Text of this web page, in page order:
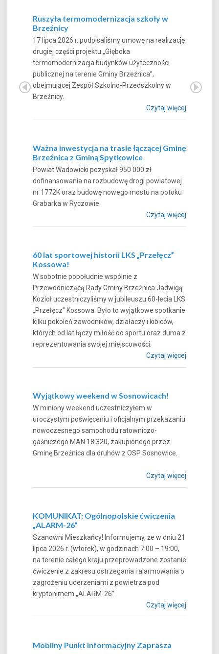
Ruszyła termomodernizacja szkoły w
Brzeźnicy
17 lipca 2026 r. podpisaliśmy umowę na realizację
drugiej części projektu „Głęboka
termomodernizacja budynków użyteczności
publicznej na terenie Gminy Brzeźnica”,
obejmującej Zespół Szkolno-Przedszkolny w
Brzeźnicy.
Czytaj więcej
Ważna inwestycja na trasie łączącej Gminę
Brzeźnica z Gminą Spytkowice
Powiat Wadowicki pozyskał 950 000 zł
dofinansowania na rozbudowę drogi powiatowej
nr 1772K oraz budowę nowego mostu na potoku
Grabarka w Ryczowie.
Czytaj więcej
60 lat sportowej historii LKS „Przełęcz”
Kossowa!
W sobotnie popołudnie wspólnie z
Przewodniczącą Rady Gminy Brzeźnica Jadwigą
Kozioł uczestniczyliśmy w jubileuszu 60-lecia LKS
„Przełęcz” Kossowa. Było to wyjątkowe spotkanie
kilku pokoleń zawodników, działaczy i kibiców,
których od lat łączy miłość do sportu oraz duma z
reprezentowania swojej miejscowości.
Czytaj więcej
Wyjątkowy weekend w Sosnowicach!
W miniony weekend uczestniczyłem w
uroczystym poświęceniu i oficjalnym przekazaniu
nowoczesnego samochodu ratowniczo-
gaśniczego MAN 18.320, zakupionego przez
Gminę Brzeźnica dla druhów z OSP Sosnowice.
Czytaj więcej
KOMUNIKAT: Ogólnopolskie ćwiczenia
„ALARM-26”
Szanowni Mieszkańcy! Informujemy, że w dniu 21
lipca 2026 r. (wtorek), w godzinach 7:00 – 19:00,
na terenie całego kraju przeprowadzone zostanie
ćwiczenie z zakresu ostrzegania i alarmowania o
zagrożeniu uderzeniami z powietrza pod
kryptonimem „ALARM-26”.
Czytaj więcej
Mobilny Punkt Informacyjny Zaprasza